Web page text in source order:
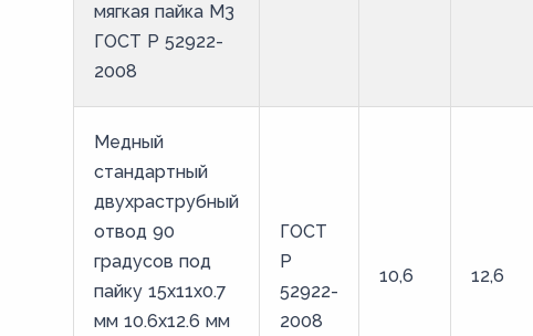
мягкая пайка М3
ГОСТ Р 52922-
2008
Медный
стандартный
двухраструбный
отвод 90
градусов под
пайку 15х11х0.7
мм 10.6х12.6 мм
ГОСТ
Р
52922-
2008
10,6 12,6